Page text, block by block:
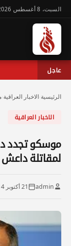
السبت، 8 أغسطس 2026
عاجل
الرئيسية الاخبار العراقية
الاخبار العراقية
موسكو تجدد
لمقاتلة داعش
admin 21 أكتوبر 2014، 12:00 ص